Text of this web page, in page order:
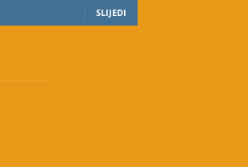
SLIJEDI